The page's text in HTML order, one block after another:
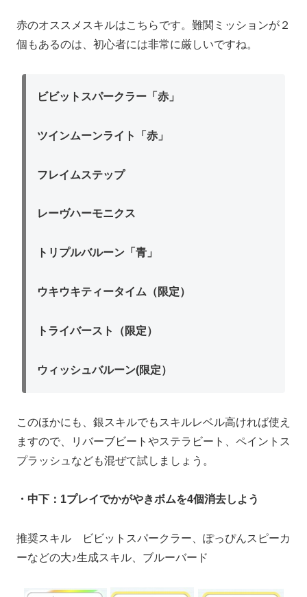
赤のオススメスキルはこちらです。難関ミッションが２
個もあるのは、初心者には非常に厳しいですね。
ビビットスパークラー「赤」
ツインムーンライト「赤」
フレイムステップ
レーヴハーモニクス
トリプルバルーン「青」
ウキウキティータイム（限定）
トライバースト（限定）
ウィッシュバルーン(限定）
このほかにも、銀スキルでもスキルレベル高ければ使え
ますので、リバーブビートやステラビート、ペイントス
プラッシュなども混ぜて試しましょう。
・中下：1プレイでかがやきボムを4個消去しよう
推奨スキル ビビットスパークラー、ぽっぴんスピーカ
ーなどの大♪生成スキル、ブルーバード